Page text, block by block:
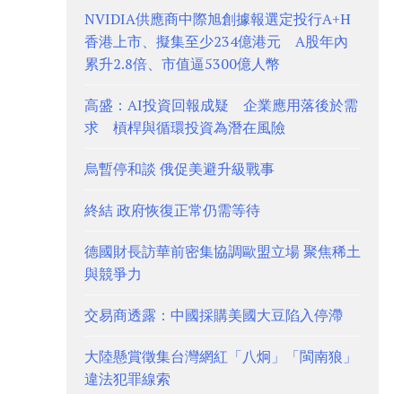
NVIDIA供應商中際旭創據報選定投行A+H
香港上市、擬集至少234億港元 A股年內
累升2.8倍、市值逼5300億人幣
高盛：AI投資回報成疑 企業應用落後於需
求 槓桿與循環投資為潛在風險
烏暫停和談 俄促美避升級戰事
終結 政府恢復正常仍需等待
德國財長訪華前密集協調歐盟立場 聚焦稀土
與競爭力
交易商透露：中國採購美國大豆陷入停滯
大陸懸賞徵集台灣網紅「八炯」「閩南狼」
違法犯罪線索